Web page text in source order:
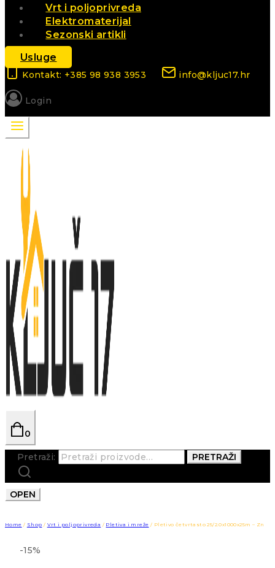
Vrt i poljoprivreda
Elektromaterijal
Sezonski artikli
Usluge
Kontakt: +385 98 938 3953 info@kljuc17.hr
Login
0
Pretraži: PRETRAŽI
OPEN
Home / Shop / Vrt i poljoprivreda / Pletiva i mreže / Pletivo četvrtasto 25/2.0x1000x25m – Zn
-15%